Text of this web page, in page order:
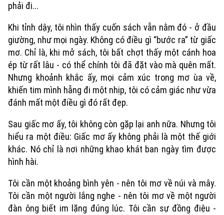
phải đi...
Khi tỉnh dậy, tôi nhìn thấy cuốn sách vẫn nằm đó - ở đầu
giường, như mọi ngày. Không có điều gì “bước ra” từ giấc
mơ. Chỉ là, khi mở sách, tôi bất chợt thấy một cánh hoa
ép từ rất lâu - có thể chính tôi đã đặt vào mà quên mất.
Nhưng khoảnh khắc ấy, mọi cảm xúc trong mơ ùa về,
khiến tim mình hẫng đi một nhịp, tôi có cảm giác như vừa
đánh mất một điều gì đó rất đẹp.
Sau giấc mơ ấy, tôi không còn gặp lại anh nữa. Nhưng tôi
hiểu ra một điều: Giấc mơ ấy không phải là một thế giới
khác. Nó chỉ là nơi những khao khát ban ngày tìm được
hình hài.
Tôi cần một khoảng bình yên - nên tôi mơ về núi và mây.
Tôi cần một người lắng nghe - nên tôi mơ về một người
đàn ông biết im lặng đúng lúc. Tôi cần sự đồng điệu -